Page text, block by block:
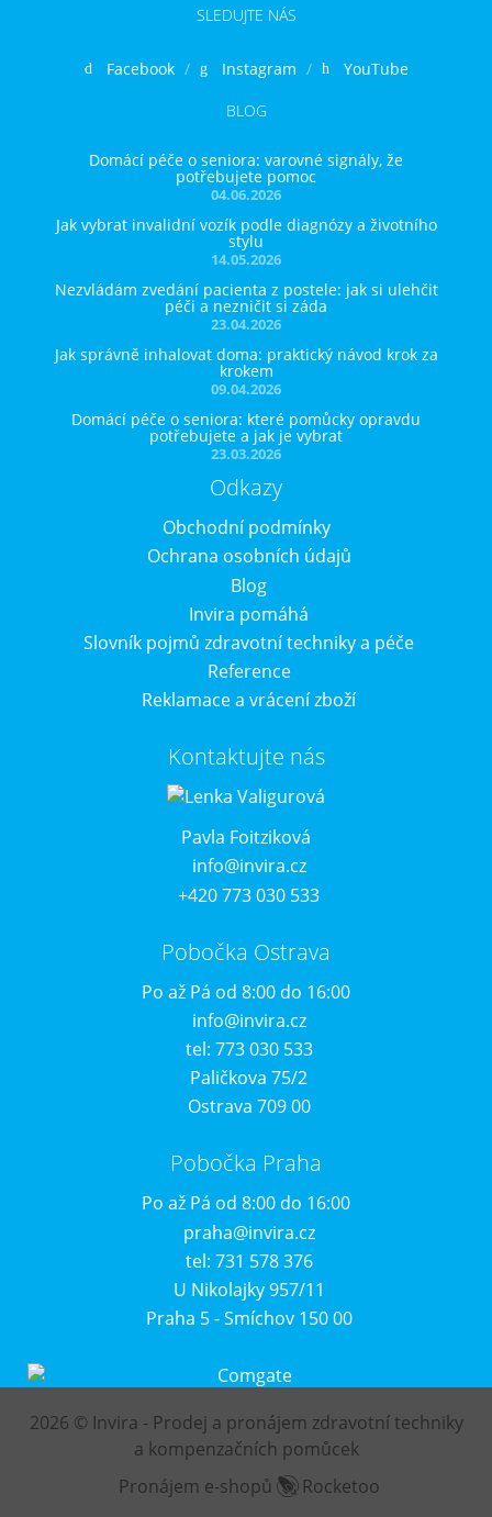
SLEDUJTE NÁS
Facebook Instagram
YouTube
BLOG
04.06.2026
Domácí péče o seniora: varovné signály, že
potřebujete pomoc
14.05.2026
Jak vybrat invalidní vozík podle diagnózy a životního
stylu
23.04.2026
Nezvládám zvedání pacienta z postele: jak si ulehčit
péči a nezničit si záda
09.04.2026
Jak správně inhalovat doma: praktický návod krok za
krokem
23.03.2026
Domácí péče o seniora: které pomůcky opravdu
potřebujete a jak je vybrat
Odkazy
Obchodní podmínky
Ochrana osobních údajů
Blog
Invira pomáhá
Slovník pojmů zdravotní techniky a péče
Reference
Reklamace a vrácení zboží
Kontaktujte nás
Pavla Foitziková
info@invira.cz
+420 773 030 533
Pobočka Ostrava
Po až Pá od 8:00 do 16:00
info@invira.cz
tel: 773 030 533
Paličkova 75/2
Ostrava 709 00
Pobočka Praha
Po až Pá od 8:00 do 16:00
praha@invira.cz
tel: 731 578 376
U Nikolajky 957/11
Praha 5 - Smíchov 150 00
2026 © Invira - Prodej a pronájem zdravotní techniky
a kompenzačních pomůcek
Pronájem e-shopů
Rocketoo